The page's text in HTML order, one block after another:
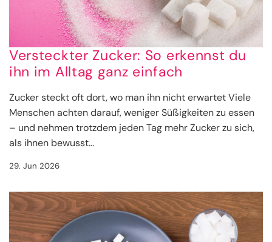
Versteckter Zucker: So erkennst du
ihn im Alltag ganz einfach
Zucker steckt oft dort, wo man ihn nicht erwartet Viele
Menschen achten darauf, weniger Süßigkeiten zu essen
– und nehmen trotzdem jeden Tag mehr Zucker zu sich,
als ihnen bewusst...
29. Jun 2026